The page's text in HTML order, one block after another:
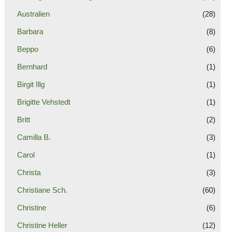
Australien (28)
Barbara (8)
Beppo (6)
Bernhard (1)
Birgit Illg (1)
Brigitte Vehstedt (1)
Britt (2)
Camilla B. (3)
Carol (1)
Christa (3)
Christiane Sch. (60)
Christine (6)
Christine Heller (12)